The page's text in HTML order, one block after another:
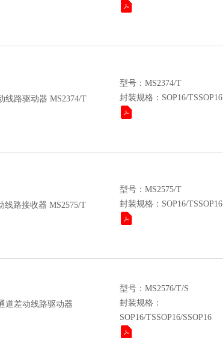
线路驱动器 MS2374/T
型号：MS2374/T
封装规格：SOP16/TSSOP16
线路接收器 MS2575/T
型号：MS2575/T
封装规格：SOP16/TSSOP16
道差动线路驱动器
型号：MS2576/T/S
封装规格：
SOP16/TSSOP16/SSOP16